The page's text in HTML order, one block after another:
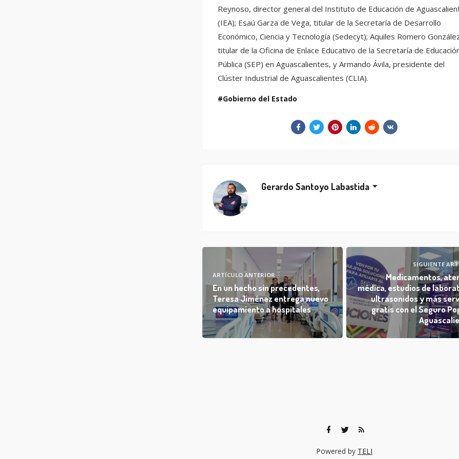
Reynoso, director general del Instituto de Educación de
(IEA); Esaú Garza de Vega, titular de la Secretaría de Desarrollo
Económico, Ciencia y Tecnología (Sedecyt); Aquiles Romero
titular de la Oficina de Enlace Educativo de la Secretaría de
Pública (SEP) en Aguascalientes, y Armando Ávila, presidente del
Clúster Industrial de Aguascalientes (CLIA).
Gobierno del Estado
Gerardo Santoyo Labastida
ARTÍCULO ANTERIOR
En un hecho sin precedentes,
Teresa Jiménez entrega nuevo
equipamiento a hospitales
SIGUIENTE
Medicamentos,
médica, estudios de
ultrasonidos y más
gratis con el Seguro
Powered by TELI